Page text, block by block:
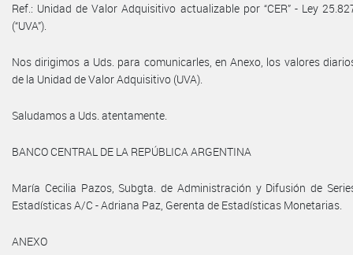
Ref.: Unidad de Valor Adquisitivo actualizable por “CER” - Ley
(“UVA”).
Nos dirigimos a Uds. para comunicarles, en Anexo, los valores
de la Unidad de Valor Adquisitivo (UVA).
Saludamos a Uds. atentamente.
BANCO CENTRAL DE LA REPÚBLICA ARGENTINA
María Cecilia Pazos, Subgta. de Administración y Difusión de
Estadísticas A/C - Adriana Paz, Gerenta de Estadísticas Monetarias.
ANEXO